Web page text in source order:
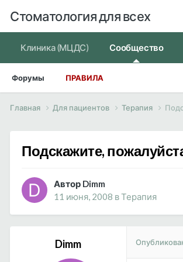
Стоматология для всех
Клиника (МЦДС) Сообщество
Форумы ПРАВИЛА
Главная Для пациентов Терапия
Подскажите,
Автор Dimm
11 июня, 2008 вТерапия
Dimm